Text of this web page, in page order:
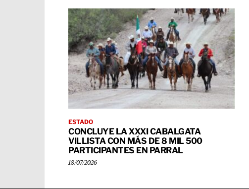
ESTADO
CONCLUYE LA XXXI CABALGATA
VILLISTA CON MÁS DE 8 MIL 500
PARTICIPANTES EN PARRAL
18/07/2026